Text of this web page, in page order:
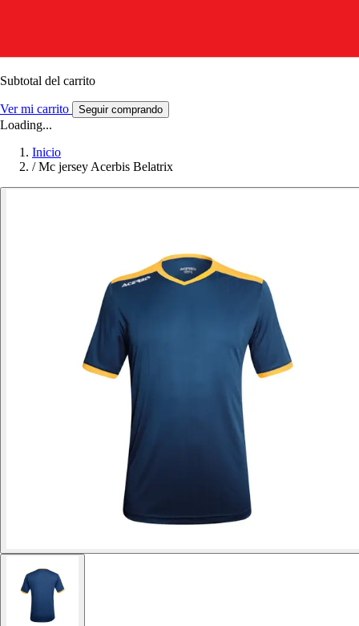
Subtotal del carrito
Ver mi carrito Seguir comprando
Loading...
Inicio
/ Mc jersey Acerbis Belatrix